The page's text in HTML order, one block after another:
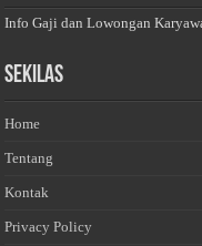
Info Gaji dan Lowongan
Sekilas
Home
Tentang
Kontak
Privacy Policy